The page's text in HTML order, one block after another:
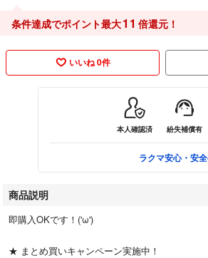
条件達成でポイント最大11 倍還元！
いいね 0件
本人確認済 紛失補償有
ラクマ安心・安
商品説明
即購入OKです！('ω')
★ まとめ買いキャンペーン実施中！